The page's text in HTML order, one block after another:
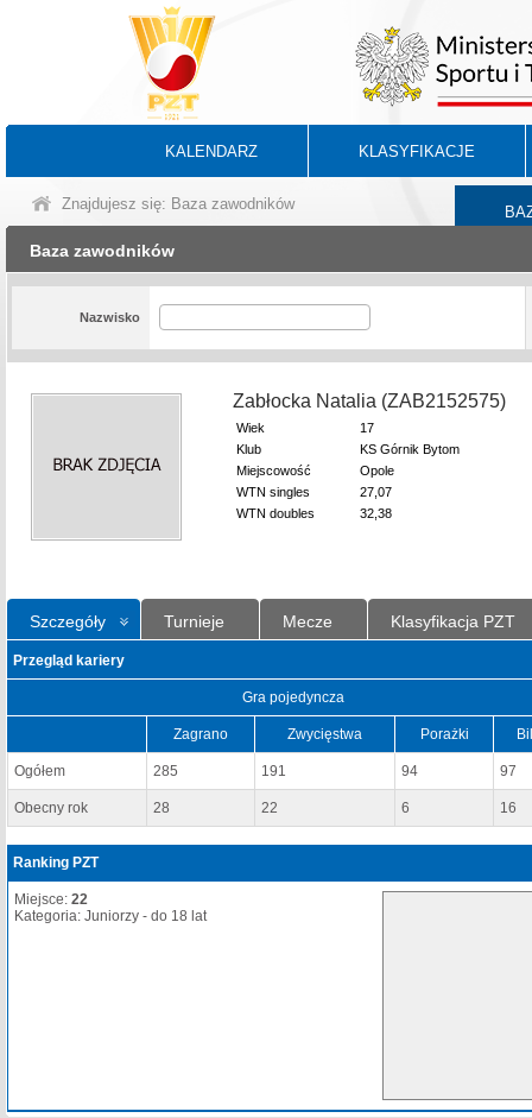
KALENDARZ KLASYFIKACJE
Znajdujesz się: Baza zawodników
Baza zawodników
Nazwisko
Zabłocka Natalia (ZAB2152575)
Wiek
17
Klub
KS Górnik Bytom
Miejscowość
Opole
WTN singles
27,07
WTN doubles
32,38
Szczegóły Turnieje Mecze Klasyfikacja PZT
Przegląd kariery
Gra pojedyncza
Zagrano Zwycięstwa Porażki
Ogółem 285 191 94 97
Obecny rok 28 22 6 16
Ranking PZT
Miejsce: 22
Kategoria: Juniorzy - do 18 lat